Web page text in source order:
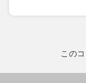
この